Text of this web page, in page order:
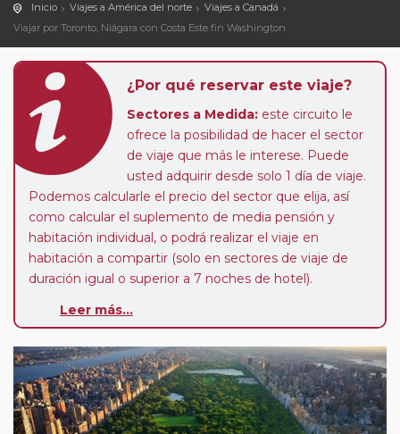
Inicio Viajes a América del norte
Viajes a Canadá
Viajar por Toronto, Niágara con Costa Este fin Washington
¿Por qué reservar este viaje?
Sectores a Medida: este circuito le
ofrece la posibilidad de hacer el sector
de viaje que más le interese. Puede
usted adquirir desde solo 1 día de viaje.
Podemos calcularle el precio del sector que elija, así
como calcular el suplemento de media pensión y
habitación individual, o podrá realizar el viaje en
habitación a compartir (solo en sectores de viaje de
duración igual o superior a 7 noches de hotel).
Pasajero Club:este circuito, en cualquier época del
nosotros en los últimos 3 años y que pertenezcan a
nuestro Club de Pasajeros (cuya obtención se realiza
tras rellenar el cuestionario de satisfacción en "Mi viaje")
o los que estén en luna de miel contarán con un
Leer más...